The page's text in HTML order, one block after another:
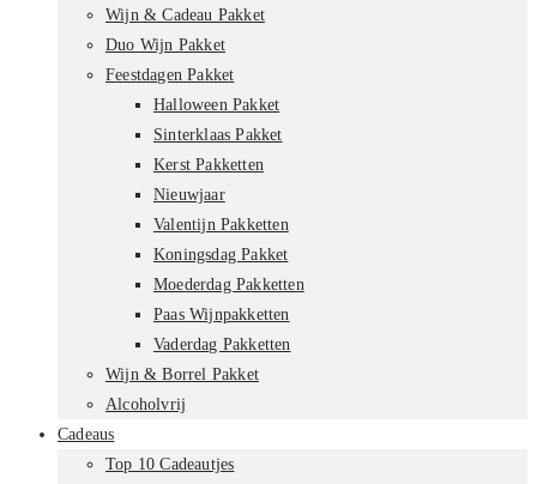
Wijn & Cadeau Pakket
Duo Wijn Pakket
Feestdagen Pakket
Halloween Pakket
Sinterklaas Pakket
Kerst Pakketten
Nieuwjaar
Valentijn Pakketten
Koningsdag Pakket
Moederdag Pakketten
Paas Wijnpakketten
Vaderdag Pakketten
Wijn & Borrel Pakket
Alcoholvrij
Cadeaus
Top 10 Cadeautjes